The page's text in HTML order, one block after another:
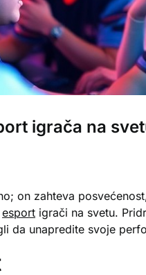
igrača na
on zahteva
esport igrači na svetu.
da unapredite svoje